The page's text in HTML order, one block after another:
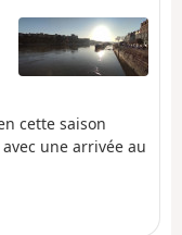
cette saison
une arrivée au